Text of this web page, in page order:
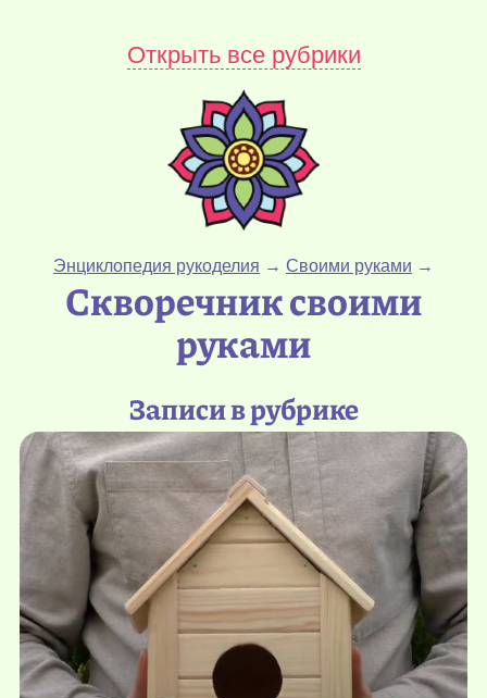
Открыть все рубрики
Энциклопедия рукоделия → Своими руками →
Скворечник своими
руками
Записи в рубрике